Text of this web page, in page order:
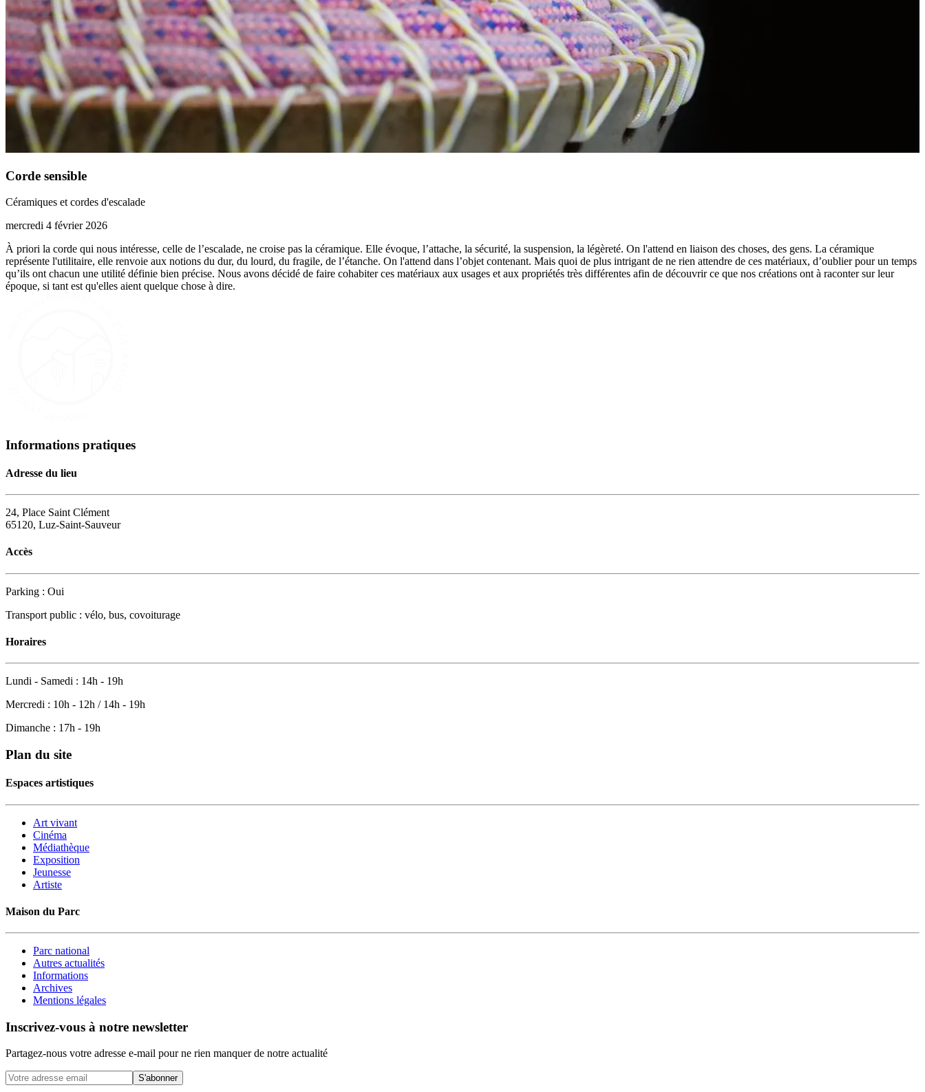
Corde sensible
Céramiques et cordes d'escalade
mercredi 4 février 2026
À priori la corde qui nous intéresse, celle de l’escalade, ne croise pas la céramique. Elle évoque, l’attache, la sécurité, la suspension, la légèreté. On l'attend en liaison des choses, des gens. La céramique
représente l'utilitaire, elle renvoie aux notions du dur, du lourd, du fragile, de l’étanche. On l'attend dans l’objet contenant. Mais quoi de plus intrigant de ne rien attendre de ces matériaux, d’oublier pour un temps
qu’ils ont chacun une utilité définie bien précise. Nous avons décidé de faire cohabiter ces matériaux aux usages et aux propriétés très différentes afin de découvrir ce que nos créations ont à raconter sur leur
époque, si tant est qu'elles aient quelque chose à dire.
Informations pratiques
Adresse du lieu
24, Place Saint Clément
65120, Luz-Saint-Sauveur
Accès
Parking : Oui
Transport public : vélo, bus, covoiturage
Horaires
Lundi - Samedi : 14h - 19h
Mercredi : 10h - 12h / 14h - 19h
Dimanche : 17h - 19h
Plan du site
Espaces artistiques
Art vivant
Cinéma
Médiathèque
Exposition
Jeunesse
Artiste
Maison du Parc
Parc national
Autres actualités
Informations
Archives
Mentions légales
Inscrivez-vous à notre newsletter
Partagez-nous votre adresse e-mail pour ne rien manquer de notre actualité
S'abonner